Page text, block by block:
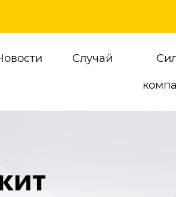
Случай